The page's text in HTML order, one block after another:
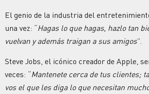
El genio de la industria del
una vez: “Hagas lo que hagas, hazlo tan
vuelvan y además traigan a sus amigos”.
Steve Jobs, el icónico creador de Apple,
veces: “Mantenete cerca de tus clientes;
vos el que les diga lo que necesitan